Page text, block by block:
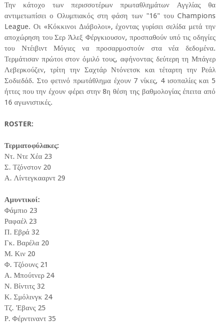
Την κάτοχο των περισσοτέρων πρωταθλημάτων Αγγλίας θα
αντιμετωπίσει ο Ολυμπιακός στη φάση των "16" του Champions
League. Οι «Κόκκινοι Διάβολοι», έχοντας γυρίσει σελίδα μετά την
αποχώρηση του Σερ Άλεξ Φέργκιουσον, προσπαθούν υπό τις οδηγίες
του Ντέιβιντ Μόγιες να προσαρμοστούν στα νέα δεδομένα.
Τερμάτισαν πρώτοι στον όμιλό τους, αφήνοντας δεύτερη τη Μπάγερ
Λεβερκούζεν, τρίτη την Σαχτάρ Ντόνετσκ και τέταρτη την Ρεάλ
Σοδιεδάδ. Στο φετινό πρωτάθλημα έχουν 7 νίκες, 4 ισοπαλίες και 5
ήττες που την έχουν φέρει στην 8η θέση της βαθμολογίας έπειτα από
16 αγωνιστικές.
ROSTER:
Τερματοφύλακες:
Ντ. Ντε Χέα 23
Σ. Τζόνστον 20
Α. Λίντεγκααρντ 29
Αμυντικοί:
Φάμπιο 23
Ραφαέλ 23
Π. Εβρά 32
Γκ. Βαρέλα 20
Μ. Κιν 20
Φ. Τζόουνς 21
Α. Μπούτνερ 24
Ν. Βίντιτς 32
Κ. Σμόλινγκ 24
Τζ. 'Εβανς 25
Ρ. Φέρντιναντ 35